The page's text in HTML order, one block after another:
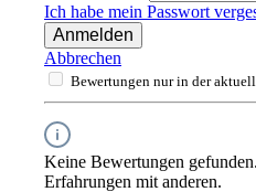
Ich habe mein Passwort
Anmelden
Abbrechen
Bewertungen nur in der
Keine Bewertungen
Erfahrungen mit anderen.